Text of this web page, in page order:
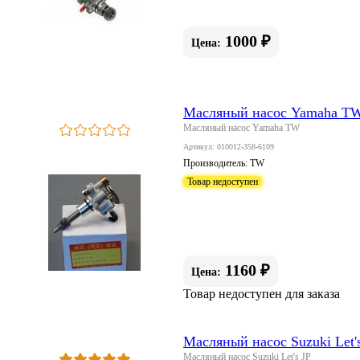
Цена: 1000 ₽
Масляный насос Yamaha
Масляный насос Yamaha TW
Артикул: 010012-358-6109
Производитель: TW
Товар недоступен
Цена: 1160 ₽
Товар недоступен для заказа
Масляный насос Suzuki
Масляный насос Suzuki Let's JP